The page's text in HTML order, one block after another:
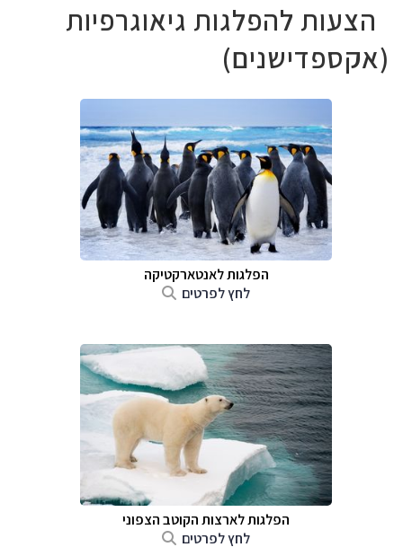
הצעות להפלגות גיאוגרפיות
(אקספדישנים)
הפלגות לאנטארקטיקה
לחץ לפרטים
הפלגות לארצות הקוטב הצפוני
לחץ לפרטים